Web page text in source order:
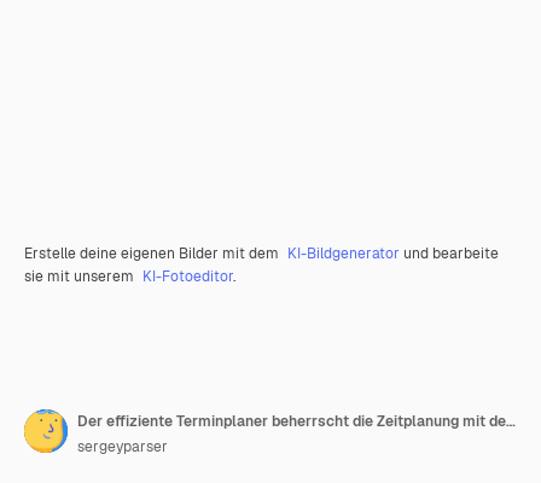
Erstelle deine eigenen Bilder mit dem KI-Bildgenerator und bearbeite
sie mit unserem KI-Fotoeditor.
Der effiziente Terminplaner beherrscht die Zeitplanung mit dem Konzept der To-Do-Liste AR 32
sergeyparser